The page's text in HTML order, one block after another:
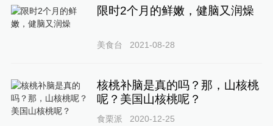
限时2个月的鲜嫩，健脑又润燥
美食台 2021-08-28
核桃补脑是真的吗？那，山核桃
呢？美国山核桃呢？
食栗派 2020-12-25